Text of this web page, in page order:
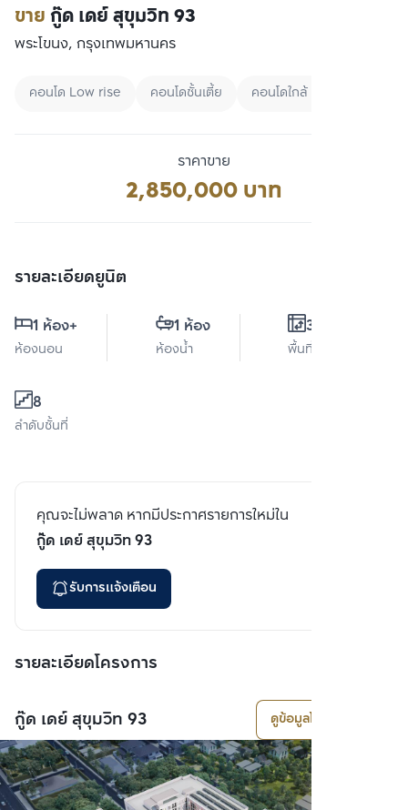
ขายกู๊ด เดย์ สุขุมวิท 93
พระโขนง, กรุงเทพมหานคร
คอนโด Low rise คอนโดชั้นเตี้ย คอนโดใกล้ BTS
ราคาขาย
2,850,000 บาท
รายละเอียดยูนิต
1 ห้อง+
ห้องนอน
1 ห้อง
ห้องน้ำ
35 ตร.ม.
พื้นที่ใช้สอย
8
ลำดับชั้นที่
คุณจะไม่พลาด หากมีประกาศรายการใหม่ใน
กู๊ด เดย์ สุขุมวิท 93
รับการแจ้งเตือน
รายละเอียดโครงการ
กู๊ด เดย์ สุขุมวิท 93 ดูข้อมูลโครงการ